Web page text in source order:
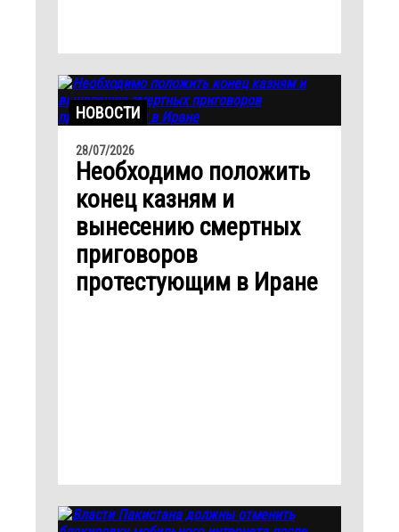
НОВОСТИ
28/07/2026
Необходимо положить
конец казням и
вынесению смертных
приговоров
протестующим в Иране